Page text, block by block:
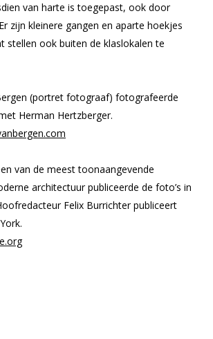
van harte is toegepast, ook door
zijn kleinere gangen en aparte hoekjes
stellen ook buiten de klaslokalen te
(portret fotograaf) fotografeerde
Herman Hertzberger.
van de meest toonaangevende
architectuur publiceerde de foto’s in
Felix Burrichter publiceert